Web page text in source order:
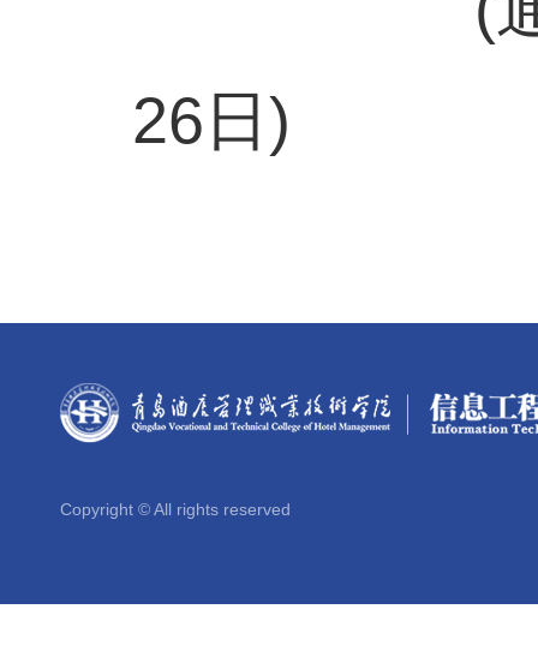
26日)
Copyright © All rights reserved